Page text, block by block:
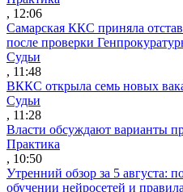
, 12:06
Самарская ККС приняла
после проверки
Судьи
, 11:48
ВККС открыла семь новых
Судьи
, 11:28
Власти обсуждают варианты
Практика
, 10:50
Утренний обзор за 5 августа:
обучении нейросетей и